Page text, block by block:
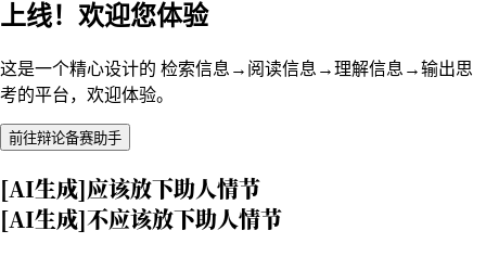
上线！欢迎您体验
这是一个精心设计的 检索信息→阅读信息→理解信息→输出思
考的平台，欢迎体验。
前往辩论备赛助手
[AI生成]应该放下助人情节
[AI生成]不应该放下助人情节